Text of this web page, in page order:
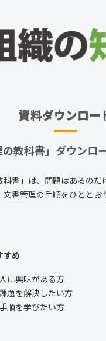
資料ダウンロー
の教科書」ダウンロ
科書」は、問題はあるの
文書管理の手順をひととお
すめ
に興味がある方
題を解決したい方
順を学びたい方